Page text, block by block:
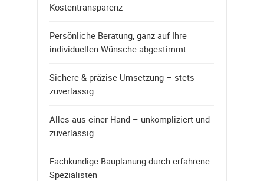
Kostentransparenz
Persönliche Beratung, ganz auf Ihre
individuellen Wünsche abgestimmt
Sichere & präzise Umsetzung – stets
zuverlässig
Alles aus einer Hand – unkompliziert und
zuverlässig
Fachkundige Bauplanung durch erfahrene
Spezialisten